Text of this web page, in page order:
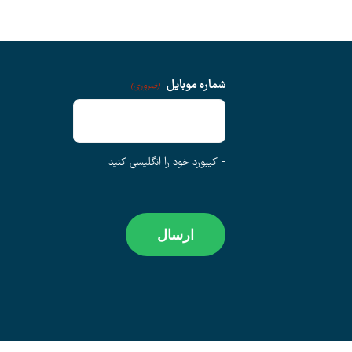
شماره موبایل (ضروری)
- کیبورد خود را انگلیسی کنید